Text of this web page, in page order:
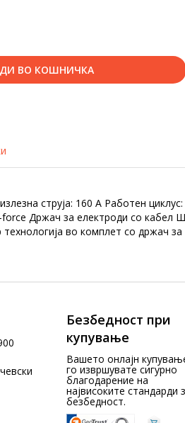
ВО КОШНИЧКА
струја: 160 А Работен циклус:
Држач за електроди со кабел
во комплет со држач за
Безбедност при
купување
Вашето онлајн
го извршувате сигурно
благодарение на
највисоките стандарди
безбедност.